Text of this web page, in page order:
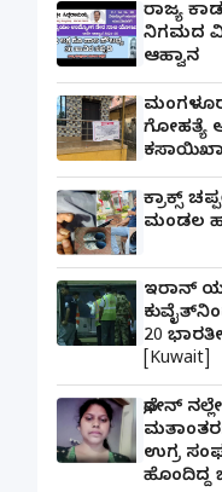
ರಾಜ್ಯ
ನಿಗಮದ
ಆಹ್ವಾನ
ಗೋಹತ್ಯೆ
ಕ್ರಾಕ್ಸ್
ಮಂಡಲ
ಇರಾನ್
20
[Kuwait]
ಫೋನ್
ಉಗ್ರ
ಹೊಂದಿದ್ದ